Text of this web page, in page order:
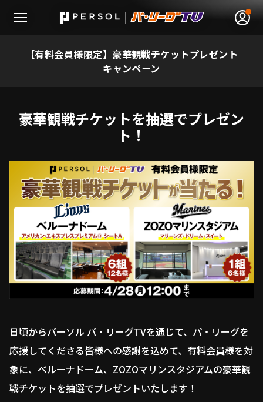
日程･結果
順位表･成績
1軍公式戦
ファーム東地区
ファーム西地区
交流戦
選手名鑑
選手名鑑トップ
北海道日本ハムファイターズ
埼玉西武ライオンズ
千葉ロッテマリーンズ
オリックス・バファローズ
福岡ソフトバンクホークス
設定
【有料会員様限定】豪華観戦チケットプレゼント
キャンペーン
豪華観戦チケットを抽選でプレゼン
ト！
日頃からパーソル パ・リーグTVを通じて、パ・リーグを
応援してくださる皆様への感謝を込めて、有料会員様を対
象に、ベルーナドーム、ZOZOマリンスタジアムの豪華観
戦チケットを抽選でプレゼントいたします！